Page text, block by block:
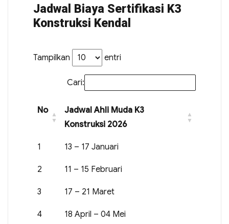
Jadwal Biaya Sertifikasi K3
Konstruksi Kendal
Tampilkan entri
Cari:
No
Jadwal Ahli Muda K3
Konstruksi 2026
1 13 – 17 Januari
2 11 – 15 Februari
3 17 – 21 Maret
4 18 April – 04 Mei